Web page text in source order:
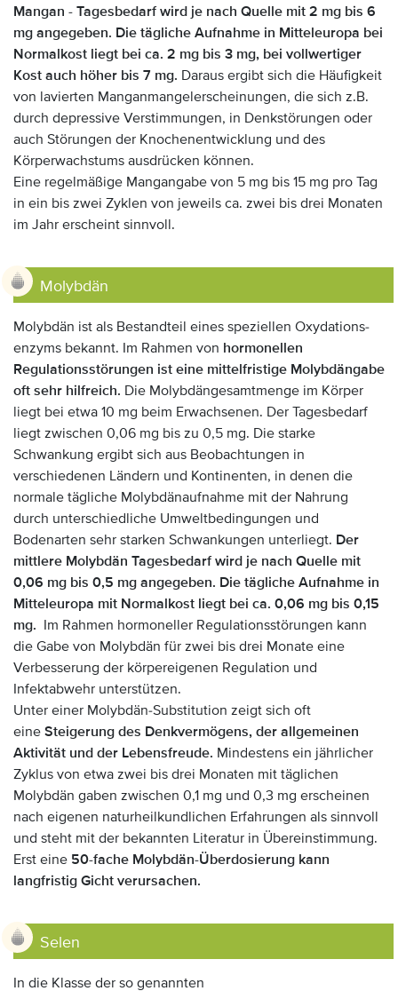
Mangan - Tagesbedarf wird je nach Quelle mit 2 mg bis 6
mg angegeben. Die tägliche Aufnahme in Mitteleuropa bei
Normalkost liegt bei ca. 2 mg bis 3 mg, bei vollwertiger
Kost auch höher bis 7 mg. Daraus ergibt sich die Häufigkeit
von lavierten Manganmangelerscheinungen, die sich z.B.
durch depressive Verstimmungen, in Denkstörungen oder
auch Störungen der Knochenentwicklung und des
Körperwachstums ausdrücken können.
Eine regelmäßige Mangangabe von 5 mg bis 15 mg pro Tag
in ein bis zwei Zyklen von jeweils ca. zwei bis drei Monaten
im Jahr erscheint sinnvoll.
Molybdän
Molybdän ist als Bestandteil eines speziellen Oxydations­
enzyms bekannt. Im Rahmen von hormonellen
Regulationsstörungen ist eine mittelfristige Molybdängabe
oft sehr hilfreich. Die Molybdängesamtmenge im Körper
liegt bei etwa 10 mg beim Erwachsenen. Der Tagesbedarf
liegt zwischen 0,06 mg bis zu 0,5 mg. Die starke
Schwankung ergibt sich aus Beobachtungen in
verschiedenen Ländern und Kontinenten, in denen die
normale tägliche Molybdänaufnahme mit der Nahrung
durch unterschiedliche Umweltbedingungen und
Bodenarten sehr starken Schwankungen unterliegt. Der
mittlere Molybdän Tagesbedarf wird je nach Quelle mit
0,06 mg bis 0,5 mg angegeben. Die tägliche Aufnahme in
Mitteleuropa mit Normalkost liegt bei ca. 0,06 mg bis 0,15
mg. Im Rahmen hormoneller Regulationsstörungen kann
die Gabe von Molybdän für zwei bis drei Monate eine
Verbesserung der körpereigenen Regulation und
Infektabwehr unterstützen.
Unter einer Molybdän-Substitution zeigt sich oft
eine Steigerung des Denkvermögens, der allgemeinen
Aktivität und der Lebensfreude. Mindestens ein jährlicher
Zyklus von etwa zwei bis drei Monaten mit täglichen
Molybdän gaben zwischen 0,1 mg und 0,3 mg erscheinen
nach eigenen naturheilkundlichen Erfahrungen als sinnvoll
und steht mit der bekannten Literatur in Übereinstimmung.
Erst eine 50-fache Molybdän-Überdosierung kann
langfristig Gicht verursachen.
Selen
In die Klasse der so genannten